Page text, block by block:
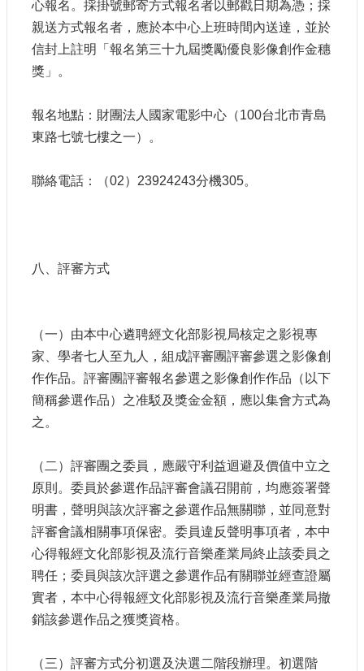
心報名。採掛號郵寄方式報名者以郵戳日期為憑；採
親送方式報名者，應於本中心上班時間內送達，並於
信封上註明「報名第三十九屆獎勵優良影像創作金穗
獎」。
報名地點：財團法人國家電影中心（100台北市青島
東路七號七樓之一）。
聯絡電話：（02）23924243分機305。
八、評審方式
（一）由本中心遴聘經文化部影視局核定之影視專
家、學者七人至九人，組成評審團評審參選之影像創
作作品。評審團評審報名參選之影像創作作品（以下
簡稱參選作品）之准駁及獎金金額，應以集會方式為
之。
（二）評審團之委員，應嚴守利益迴避及價值中立之
原則。委員於參選作品評審會議召開前，均應簽署聲
明書，聲明與該次評審之參選作品無關聯，並同意對
評審會議相關事項保密。委員違反聲明事項者，本中
心得報經文化部影視及流行音樂產業局終止該委員之
聘任；委員與該次評選之參選作品有關聯並經查證屬
實者，本中心得報經文化部影視及流行音樂產業局撤
銷該參選作品之獲獎資格。
（三）評審方式分初選及決選二階段辦理。初選階